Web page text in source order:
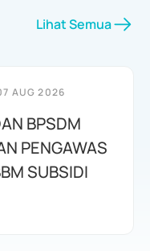
Lihat Semua
AUG 2026
BPSDM
PENGAWAS
SUBSIDI